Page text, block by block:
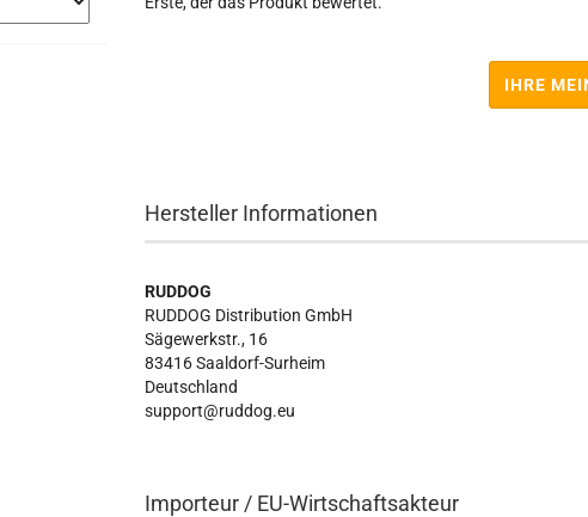
IHRE
Hersteller Informationen
RUDDOG
RUDDOG Distribution GmbH
Sägewerkstr., 16
83416 Saaldorf-Surheim
Deutschland
support@ruddog.eu
Importeur / EU-Wirtschaftsakteur